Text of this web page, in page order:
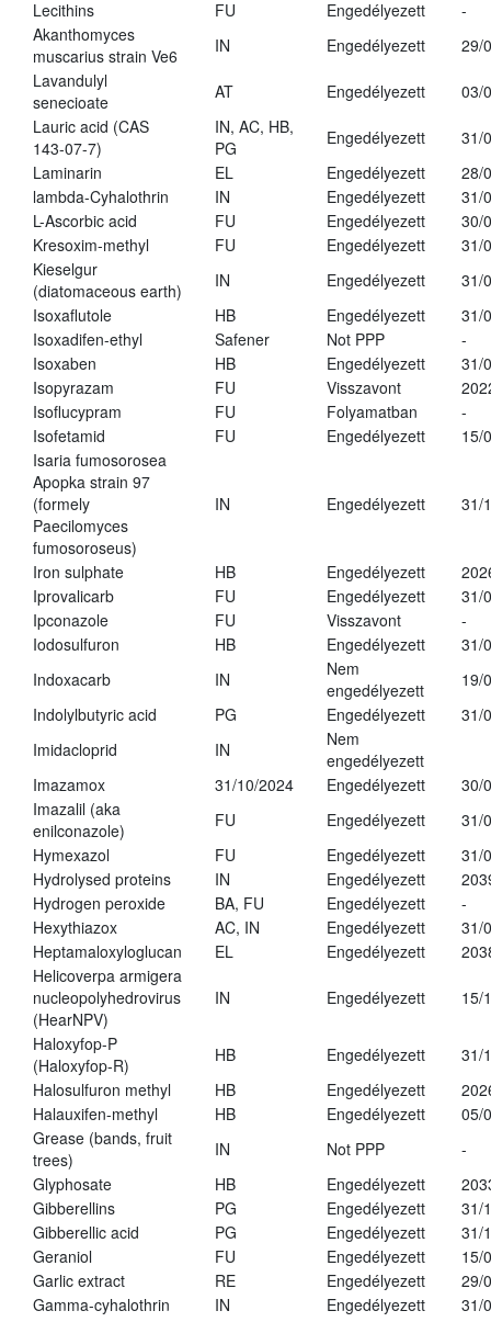
Lecithins
FU Engedélyezett
-
Akanthomyces
muscarius strain Ve6
IN Engedélyezett
29/
Lavandulyl
senecioate
AT Engedélyezett
03/
Lauric acid (CAS
143-07-7)
IN, AC, HB,
PG
Engedélyezett
31/
Laminarin
EL Engedélyezett
28/
lambda-Cyhalothrin
IN Engedélyezett
31/
L-Ascorbic acid
FU Engedélyezett
30/
Kresoxim-methyl
FU Engedélyezett
31/
Kieselgur
(diatomaceous earth)
IN Engedélyezett
31/
Isoxaflutole
HB Engedélyezett
31/
Isoxadifen-ethyl
Safener Not PPP
-
Isoxaben
HB Engedélyezett
31/
Isopyrazam
FU Visszavont
Isoflucypram
FU Folyamatban
-
Isofetamid
FU Engedélyezett
15/
Isaria fumosorosea
Apopka strain 97
(formely
Paecilomyces
fumosoroseus)
IN Engedélyezett 31/
Iron sulphate HB Engedélyezett
Iprovalicarb
FU Engedélyezett
31/
Ipconazole
FU Visszavont
-
Iodosulfuron
HB Engedélyezett
31/
Indoxacarb
IN
Nem
engedélyezett
19/
Indolylbutyric acid
PG Engedélyezett
31/
Imidacloprid
IN
Nem
engedélyezett
Imazamox
31/10/2024 Engedélyezett
30/
Imazalil (aka
enilconazole)
FU Engedélyezett
31/
Hymexazol
FU Engedélyezett
31/
Hydrolysed proteins
IN Engedélyezett
Hydrogen peroxide
BA, FU Engedélyezett
-
Hexythiazox
AC, IN Engedélyezett
31/
Heptamaloxyloglucan
EL Engedélyezett
Helicoverpa armigera
nucleopolyhedrovirus
(HearNPV)
IN Engedélyezett 15/
Haloxyfop-P
(Haloxyfop-R)
HB Engedélyezett
31/
Halosulfuron methyl
HB Engedélyezett
Halauxifen-methyl
HB Engedélyezett
05/
Grease (bands, fruit
trees)
IN Not PPP
-
Glyphosate
HB Engedélyezett
Gibberellins
PG Engedélyezett
31/
Gibberellic acid
PG Engedélyezett
31/
Geraniol
FU Engedélyezett
15/
Garlic extract
RE Engedélyezett
29/
Gamma-cyhalothrin
IN Engedélyezett
31/